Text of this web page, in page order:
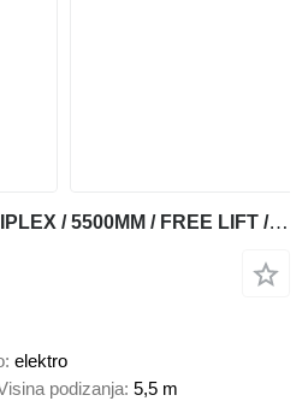
Combilift CBE2500 / TRIPLEX / 5500MM / FREE LIFT / ELECTRIC DRIVE / ONLY 2
elektro
podizanja 5,5 m